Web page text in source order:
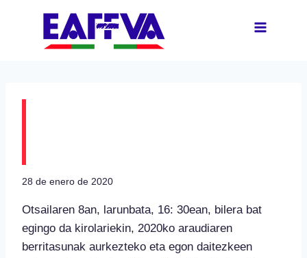
contenido
28 de enero de 2020
Otsailaren 8an, larunbata, 16: 30ean, bilera bat
egingo da kirolariekin, 2020ko araudiaren
berritasunak aurkezteko eta egon daitezkeen